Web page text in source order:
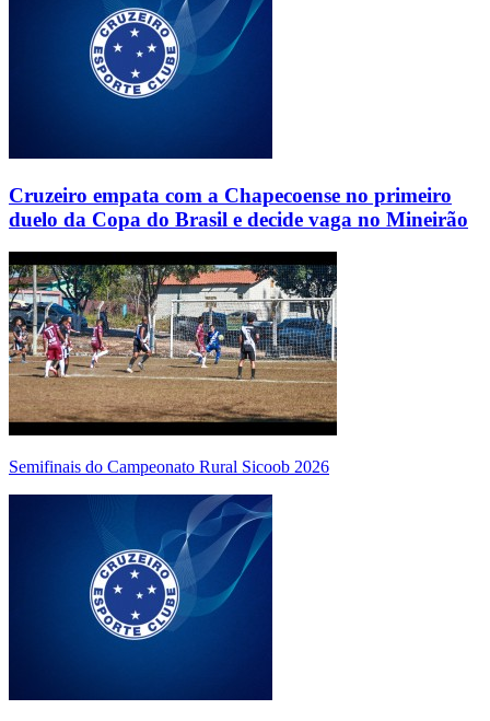
Cruzeiro empata com a Chapecoense no primeiro
duelo da Copa do Brasil e decide vaga no Mineirão
Semifinais do Campeonato Rural Sicoob 2026